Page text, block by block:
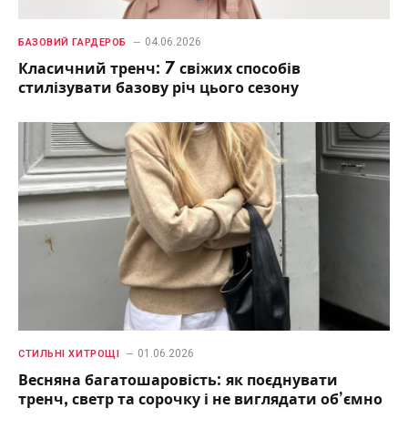
БАЗОВИЙ ГАРДЕРОБ 04.06.2026
Класичний тренч: 7 свіжих способів
стилізувати базову річ цього сезону
СТИЛЬНІ ХИТРОЩІ 01.06.2026
Весняна багатошаровість: як поєднувати
тренч, светр та сорочку і не виглядати об’ємно